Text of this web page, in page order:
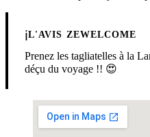
ℹ️L'AVIS ZEWELCOME
Prenez les tagliatelles à la
déçu du voyage !! 😍